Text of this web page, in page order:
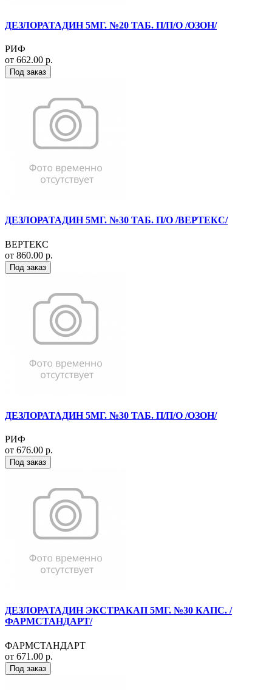
ДЕЗЛОРАТАДИН 5МГ. №20 ТАБ. П/П/О /ОЗОН/
РИФ
от 662.00 р.
Под заказ
ДЕЗЛОРАТАДИН 5МГ. №30 ТАБ. П/О /ВЕРТЕКС/
ВЕРТЕКС
от 860.00 р.
Под заказ
ДЕЗЛОРАТАДИН 5МГ. №30 ТАБ. П/П/О /ОЗОН/
РИФ
от 676.00 р.
Под заказ
ДЕЗЛОРАТАДИН ЭКСТРАКАП 5МГ. №30 КАПС. /
ФАРМСТАНДАРТ/
ФАРМСТАНДАРТ
от 671.00 р.
Под заказ